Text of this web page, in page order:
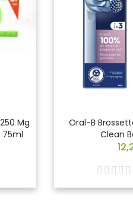
250 Mg
75ml
Oral-B
Clean